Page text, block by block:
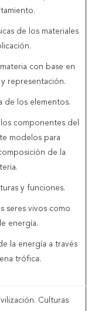
de los materiales
con base en
representación.
de los elementos.
componentes del
modelos para
de la
y funciones.
seres vivos como
energía.
la energía a través
trófica.
Culturas